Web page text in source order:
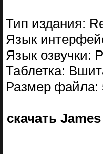
Тип издания:
Язык
Язык озвучки:
Таблетка:
Размер файла:
скачать